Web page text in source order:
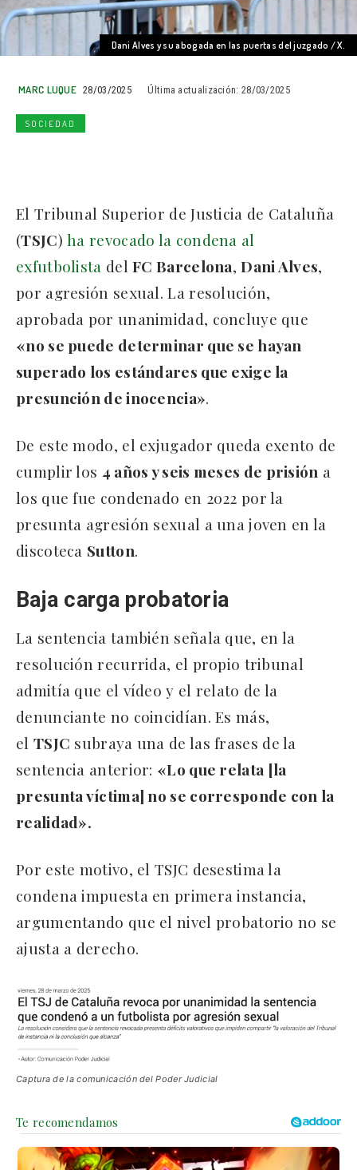
Dani Alves y su abogada en las puertas del juzgado / X.
MARC LUQUE 28/03/2025 Última actualización: 28/03/2025
SOCIEDAD
El Tribunal Superior de Justicia de Cataluña
(TSJC)ha revocado la condena al
exfutbolista delFC Barcelona,Dani Alves,
por agresión sexual. La resolución,
aprobada por unanimidad, concluye que
«no se puede determinar que se hayan
superado los estándares que exige la
presunción de inocencia».
De este modo, el exjugador queda exento de
cumplir los 4 años y seis meses de prisión a
los que fue condenado en 2022 por la
presunta agresión sexual a una joven en la
discoteca Sutton.
Baja carga probatoria
La sentencia también señala que, en la
resolución recurrida, el propio tribunal
admitía que el vídeo y el relato de la
denunciante no coincidían. Es más,
el TSJC subraya una de las frases de la
sentencia anterior: «Lo que relata [la
presunta víctima] no se corresponde con la
realidad».
Por este motivo, el TSJC desestima la
condena impuesta en primera instancia,
argumentando que el nivel probatorio no se
ajusta a derecho.
Captura de la comunicación del Poder Judicial